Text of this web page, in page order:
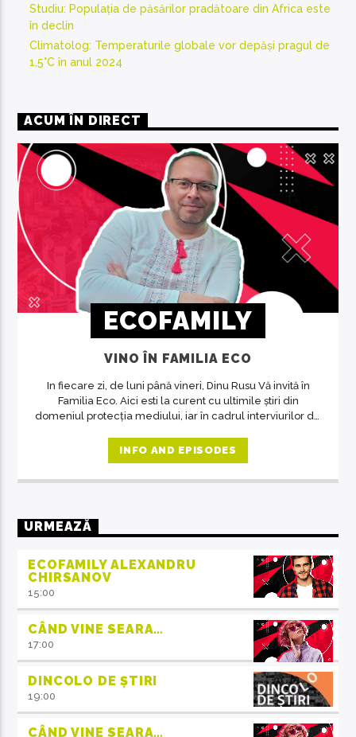
Studiu: Populația de păsărilor pradătoare din Africa este
în declin
Climatolog: Temperaturile globale vor depăși pragul de
1,5°C în anul 2024
ACUM ÎN DIRECT
ECOFAMILY
VINO ÎN FAMILIA ECO
In fiecare zi, de luni până vineri, Dinu Rusu Vă invită în
Familia Eco. Aici esti la curent cu ultimile știri din
domeniul protecția mediului, iar în cadrul interviurilor de
familie.
INFO AND EPISODES
URMEAZĂ
ECOFAMILY ALEXANDRU
CHIRSANOV
15:00
CÂND VINE SEARA…
17:00
DINCOLO DE ȘTIRI
19:00
CÂND VINE SEARA…